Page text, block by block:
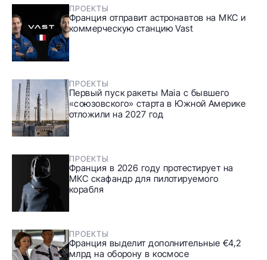
ПРОЕКТЫ
Франция отправит астронавтов на МКС и
коммерческую станцию Vast
ПРОЕКТЫ
Первый пуск ракеты Maia с бывшего
«союзовского» старта в Южной Америке
отложили на 2027 год
ПРОЕКТЫ
Франция в 2026 году протестирует на
МКС скафандр для пилотируемого
корабля
ПРОЕКТЫ
Франция выделит дополнительные €4,2
млрд на оборону в космосе